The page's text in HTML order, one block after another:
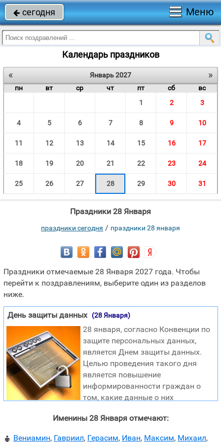
 сегодня Меню
Календарь праздников
« »
Январь 2027
пн
вт ср чт пт сб
вс
1
2 3
4 5 6 7 8 9 10
11 12 13 14 15 16 17
18 19 20 21 22 23 24
25 26 27 28 29 30 31
Праздники 28 Января
праздники сегодня / праздники 28 января
Праздники отмечаемые 28 Января 2027 года. Чтобы
перейти к поздравлениям, выберите один из разделов
ниже.
День защиты данных (28 Января)
28 января, согласно Конвенции по
защите персональных данных,
является Днем защиты данных.
Целью проведения такого дня
является повышение
информированности граждан о
том, какие данные о них
обработка персональных данных производится
Именины 28 Января отмечают:
 Вениамин, Гавриил, Герасим, Иван, Максим, Михаил,